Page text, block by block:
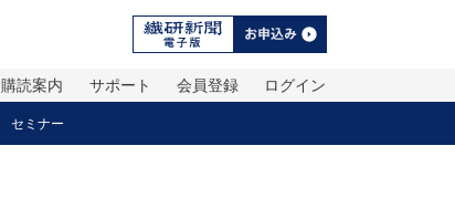
ログイン
会員登録
サポート
購読案内
セミナー